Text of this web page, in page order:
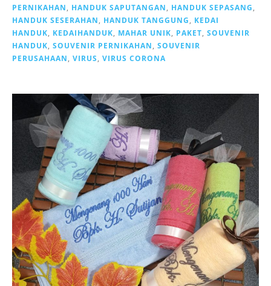
PERNIKAHAN
HANDUK SAPUTANGAN HANDUK SEPASANG
HANDUK SESERAHAN
HANDUK TANGGUNG
KEDAI
HANDUK
KEDAIHANDUK MAHAR UNIK PAKET SOUVENIR
HANDUK SOUVENIR PERNIKAHAN
SOUVENIR
PERUSAHAAN
VIRUS VIRUS CORONA